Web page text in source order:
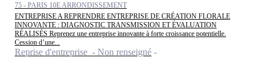
75 - PARIS 10E ARRONDISSEMENT
ENTREPRISE A REPRENDRE ENTREPRISE DE CRÉATION FLORALE
INNOVANTE : DIAGNOSTIC TRANSMISSION ET ÉVALUATION
RÉALISÉS Reprenez une entreprise innovante à forte croissance potentielle.
Cession d’une...
Reprise d'entreprise - Non renseigné